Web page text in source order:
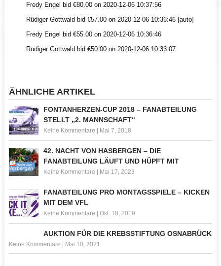
Fredy Engel bid €80.00 on 2020-12-06 10:37:56
Rüdiger Gottwald bid €57.00 on 2020-12-06 10:36:46 [auto]
Fredy Engel bid €55.00 on 2020-12-06 10:36:46
Rüdiger Gottwald bid €50.00 on 2020-12-06 10:33:07
ÄHNLICHE ARTIKEL
FONTANHERZEN-CUP 2018 – FANABTEILUNG
STELLT „2. MANNSCHAFT“
Keine Kommentare | Mai 7, 2018
42. NACHT VON HASBERGEN – DIE
FANABTEILUNG LÄUFT UND HÜPFT MIT
Keine Kommentare | Mai 17, 2023
FANABTEILUNG PRO MONTAGSSPIELE – KICKEN
MIT DEM VFL
Keine Kommentare | Okt. 18, 2019
AUKTION FÜR DIE KREBSSTIFTUNG OSNABRÜCK
Keine Kommentare | Mai 10, 2021